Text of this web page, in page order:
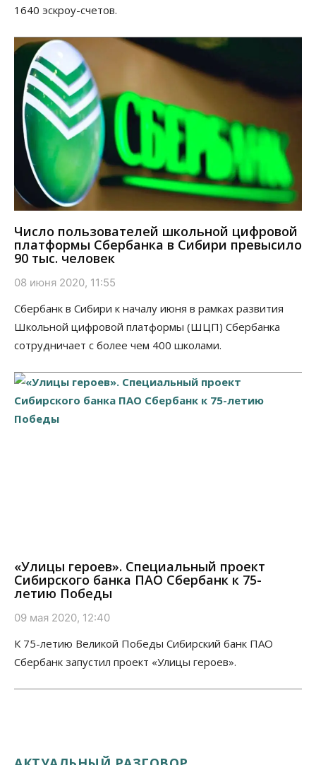
1640 эскроу-счетов.
Число пользователей школьной цифровой
платформы Сбербанка в Сибири превысило
90 тыс. человек
08 июня 2020, 11:55
Сбербанк в Сибири к началу июня в рамках развития
Школьной цифровой платформы (ШЦП) Сбербанка
сотрудничает с более чем 400 школами.
«Улицы героев». Специальный проект
Сибирского банка ПАО Сбербанк к 75-
летию Победы
09 мая 2020, 12:40
К 75-летию Великой Победы Сибирский банк ПАО
Сбербанк запустил проект «Улицы героев».